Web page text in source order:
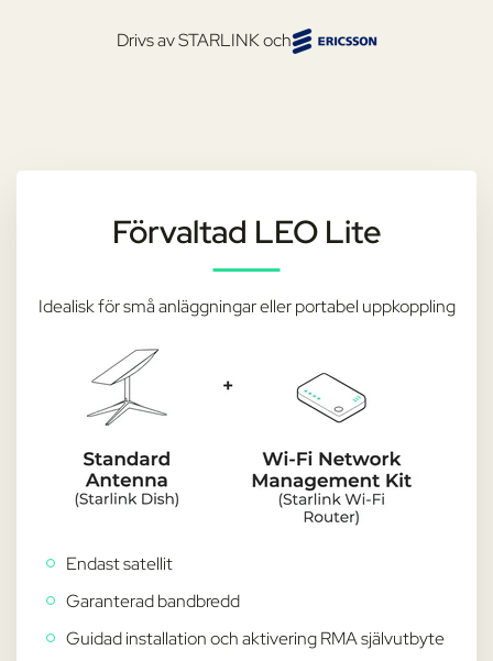
Drivs av STARLINK och
Förvaltad LEO Lite
Idealisk för små anläggningar eller portabel uppkoppling
Endast satellit
Garanterad bandbredd
Guidad installation och aktivering RMA självutbyte